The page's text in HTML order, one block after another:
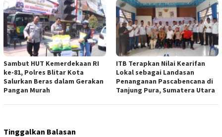
Sambut HUT Kemerdekaan RI
ke-81, Polres Blitar Kota
Salurkan Beras dalam Gerakan
Pangan Murah
ITB Terapkan Nilai Kearifan
Lokal sebagai Landasan
Penanganan Pascabencana di
Tanjung Pura, Sumatera Utara
Tinggalkan Balasan